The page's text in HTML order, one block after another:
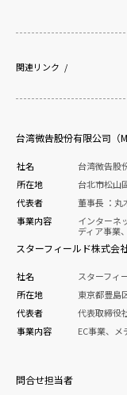
関連リンク
台湾微告股份有限公司（
社名
台湾微告股
所在地
台北市松山
代表者
董事長 ：丸
事業内容
インターネ
ディア事業
スターフィールド株式会
社名
スターフィ
所在地
東京都豊島
代表者
代表取締役
事業内容
EC事業、メ
問合せ担当者